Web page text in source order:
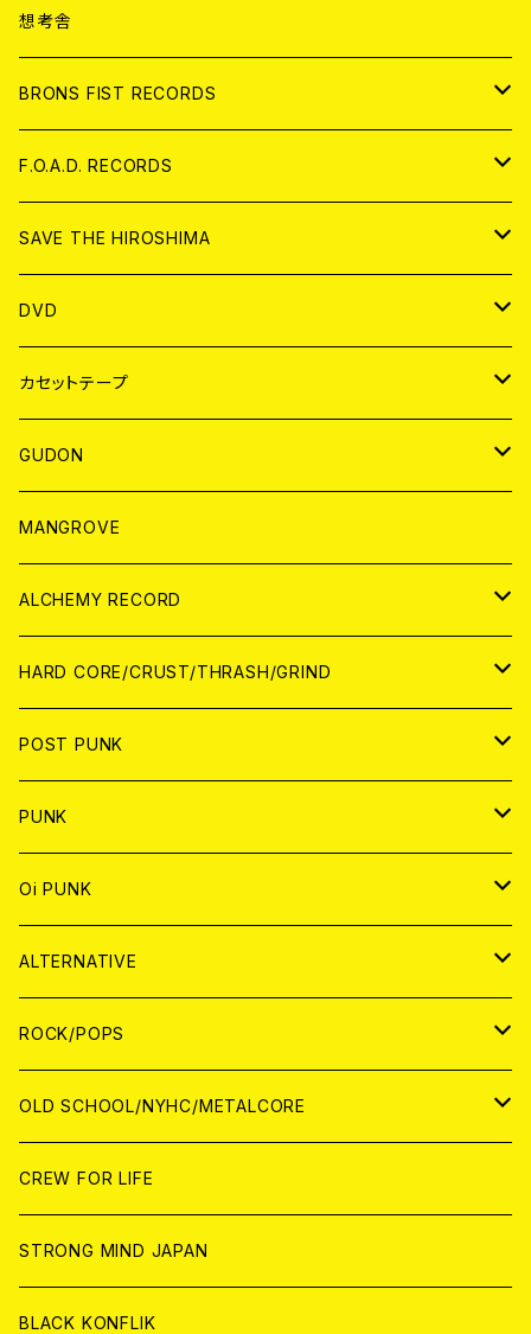
ANALOG
CD
アパレル
ANALOG
想考舎
BRONS FIST RECORDS
CD
ANALOG
F.O.A.D. RECORDS
CD
ANALOG
SAVE THE HIROSHIMA
アパレル
BADGE
DVD
JAPAN
WORLD
カセットテープ
JAPAN
WORLD
GUDON
アパレル
PATCH
アナログ
DIGITAL CONTENTS
MANGROVE
ALCHEMY RECORD
CD
ANALOG
HARD CORE/CRUST/THRASH/GRIND
JAPAN
CD
ANALOG
WORLD
CD
ANALOG
POST PUNK
CD
JAPAN
WORLD
ANALOG
JAPAN
WORLD
PUNK
JAPAN
CD
ANALOG
WORLD
CD
ANALOG
Oi PUNK
JAPAN
CD
ANALOG
WOLRD
CD
ANALOG
ALTERNATIVE
JAPAN
CD
ANALOG
WORLD
CD
ANALOG
ROCK/POPS
JAPAN
CD
ANALOG
WORLD
CD
ANALOG
OLD SCHOOL/NYHC/METALCORE
JAPAN
CD
ANALOG
WORLD
CD
CREW FOR LIFE
STRONG MIND JAPAN
BLACK KONFLIK